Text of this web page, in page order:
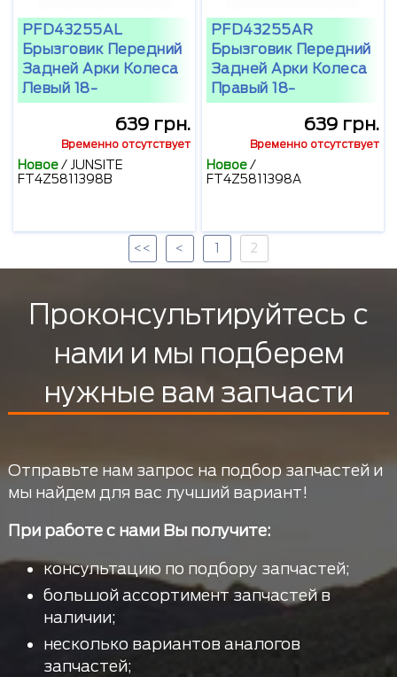
PFD43255AL
Брызговик Передний
Задней Арки Колеса
Левый 18-
639 грн.
Временно отсутствует
Новое/ JUNSITE
FT4Z5811398B
PFD43255AR
Брызговик Передний
Задней Арки Колеса
Правый 18-
639 грн.
Временно отсутствует
Новое/
FT4Z5811398A
<< < 1 2
Проконсультируйтесь с
нами и мы подберем
нужные вам запчасти
Отправьте нам запрос на подбор запчастей и
мы найдем для вас лучший вариант!
При работе с нами Вы получите:
консультацию по подбору запчастей;
большой ассортимент запчастей в
наличии;
несколько вариантов аналогов
запчастей;